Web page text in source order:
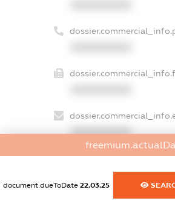
XXXXXXXXXX
XXXXXXXXXX
document.dueToDate 22.03.25